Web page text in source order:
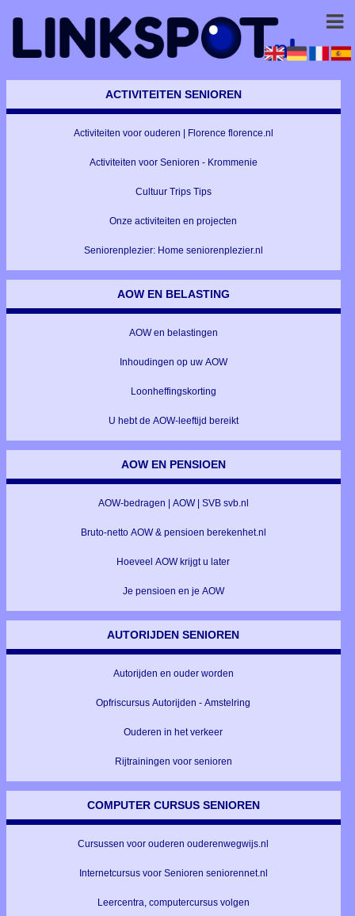
ACTIVITEITEN SENIOREN
Activiteiten voor ouderen | Florence florence.nl
Activiteiten voor Senioren - Krommenie
Cultuur Trips Tips
Onze activiteiten en projecten
Seniorenplezier: Home seniorenplezier.nl
AOW EN BELASTING
AOW en belastingen
Inhoudingen op uw AOW
Loonheffingskorting
U hebt de AOW-leeftijd bereikt
AOW EN PENSIOEN
AOW-bedragen | AOW | SVB svb.nl
Bruto-netto AOW & pensioen berekenhet.nl
Hoeveel AOW krijgt u later
Je pensioen en je AOW
AUTORIJDEN SENIOREN
Autorijden en ouder worden
Opfriscursus Autorijden - Amstelring
Ouderen in het verkeer
Rijtrainingen voor senioren
COMPUTER CURSUS SENIOREN
Cursussen voor ouderen ouderenwegwijs.nl
Internetcursus voor Senioren seniorennet.nl
Leercentra, computercursus volgen